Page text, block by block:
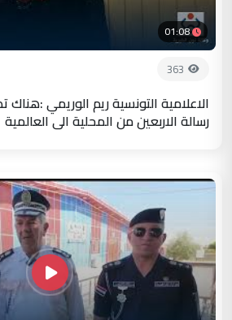
01:08
363
الاعلامية التونسية ريم الوريمي
رسالة الاربعين من المحلية الى العالمية